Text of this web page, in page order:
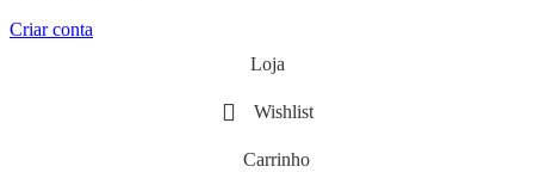
Criar conta
Loja
Wishlist
Carrinho